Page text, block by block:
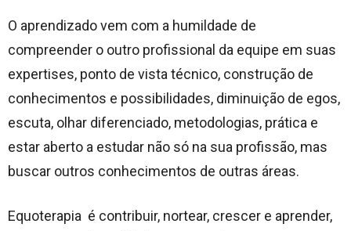
O aprendizado vem com a humildade de
compreender o outro profissional da equipe em suas
expertises, ponto de vista técnico, construção de
conhecimentos e possibilidades, diminuição de egos,
escuta, olhar diferenciado, metodologias, prática e
estar aberto a estudar não só na sua profissão, mas
buscar outros conhecimentos de outras áreas.
Equoterapia é contribuir, nortear, crescer e aprender,